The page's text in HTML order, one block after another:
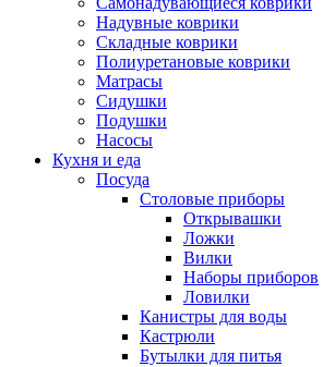
Надувные коврики
Складные коврики
Полиуретановые коврики
Матрасы
Сидушки
Подушки
Насосы
Кухня и еда
Посуда
Столовые приборы
Открывашки
Ложки
Вилки
Наборы приборов
Ловилки
Канистры для воды
Кастрюли
Бутылки для питья